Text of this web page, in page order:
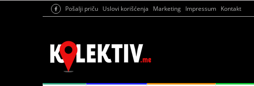
Pošalji priču Uslovi korišćenja Marketing Impressum Kontakt